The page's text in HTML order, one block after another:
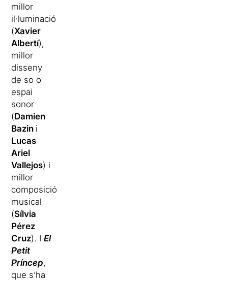
millor
il·luminació
(Xavier
Albertí),
millor
disseny
de so o
espai
sonor
(Damien
Bazin i
Lucas
Ariel
Vallejos) i
millor
composició
musical
(Sílvia
Pérez
Cruz). IEl
Petit
Príncep,
que s’ha